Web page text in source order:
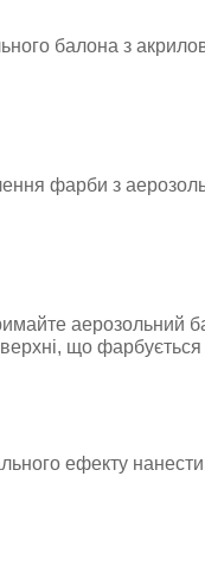
балона з
фарби з
аерозольний
що фарбується
ефекту